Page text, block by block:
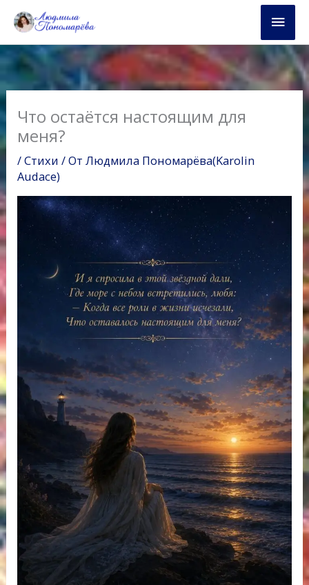
содержимому
Что остаётся настоящим для
меня?
/Стихи / ОтЛюдмила Пономарёва(Karolin
Audace)